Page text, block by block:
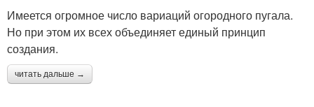
Имеется огромное число вариаций огородного пугала.
Но при этом их всех объединяет единый принцип
создания.
читать дальше →